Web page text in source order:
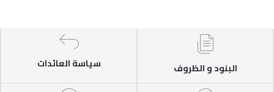
البنود و الظروف سياسة العائدات